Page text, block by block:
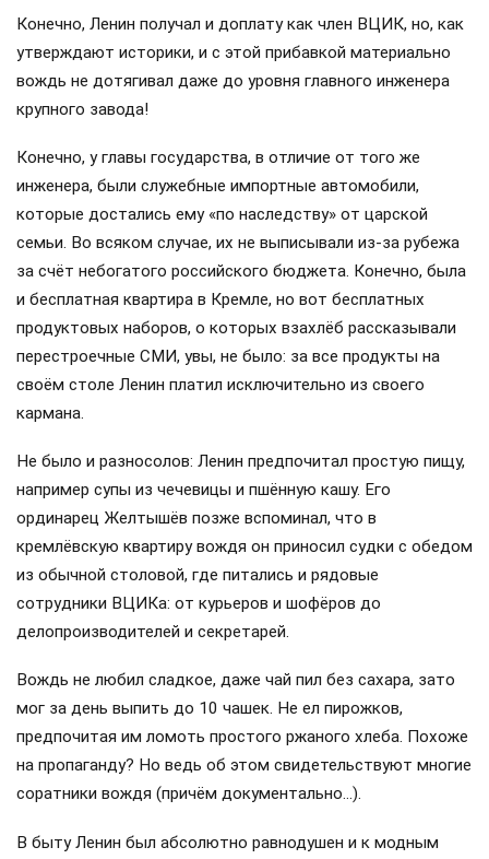
Конечно, Ленин получал и доплату как член ВЦИК, но, как
утверждают историки, и с этой прибавкой материально
вождь не дотягивал даже до уровня главного инженера
крупного завода!
Конечно, у главы государства, в отличие от того же
инженера, были служебные импортные автомобили,
которые достались ему «по наследству» от царской
семьи. Во всяком случае, их не выписывали из-за рубежа
за счёт небогатого российского бюджета. Конечно, была
и бесплатная квартира в Кремле, но вот бесплатных
продуктовых наборов, о которых взахлёб рассказывали
перестроечные СМИ, увы, не было: за все продукты на
своём столе Ленин платил исключительно из своего
кармана.
Не было и разносолов: Ленин предпочитал простую пищу,
например супы из чечевицы и пшённую кашу. Его
ординарец Желтышёв позже вспоминал, что в
кремлёвскую квартиру вождя он приносил судки с обедом
из обычной столовой, где питались и рядовые
сотрудники ВЦИКа: от курьеров и шофёров до
делопроизводителей и секретарей.
Вождь не любил сладкое, даже чай пил без сахара, зато
мог за день выпить до 10 чашек. Не ел пирожков,
предпочитая им ломоть простого ржаного хлеба. Похоже
на пропаганду? Но ведь об этом свидетельствуют многие
соратники вождя (причём документально…).
В быту Ленин был абсолютно равнодушен и к модным